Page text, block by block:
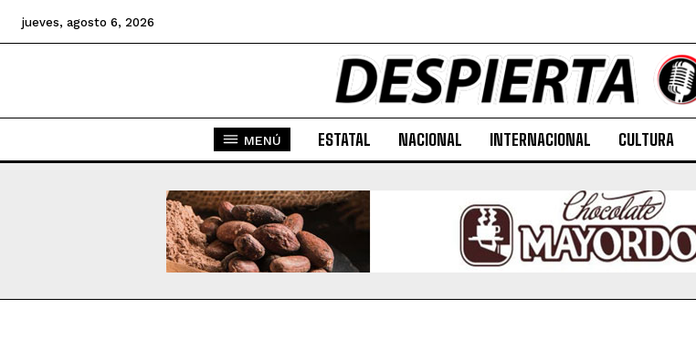
jueves, agosto 6, 2026
MENÚ ESTATAL NACIONAL INTERNACIONAL CULTURA